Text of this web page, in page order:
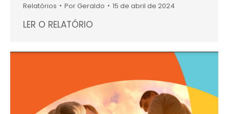
Relatórios Por Geraldo 15 de abril de 2024
LER O RELATÓRIO